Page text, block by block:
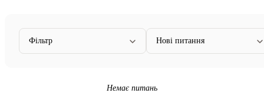
Фільтр Нові питання
Немає питань